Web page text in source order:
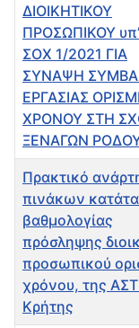
ΔΙΟΙΚΗΤΙΚΟΥ
ΠΡΟΣΩΠΙΚΟΥ υπ’
ΣΟΧ 1/2021 ΓΙΑ
ΣΥΝΑΨΗ
ΕΡΓΑΣΙΑΣ
ΧΡΟΝΟΥ ΣΤΗ
ΞΕΝΑΓΩΝ
Πρακτικό
πινάκων
βαθμολογίας
πρόσληψης
προσωπικού
χρόνου, της
Κρήτης